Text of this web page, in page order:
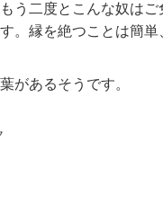
う二度とこんな奴はご
。縁を絶つことは簡単
があるそうです。